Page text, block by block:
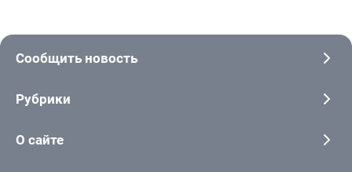
Сообщить новость
Рубрики
О сайте